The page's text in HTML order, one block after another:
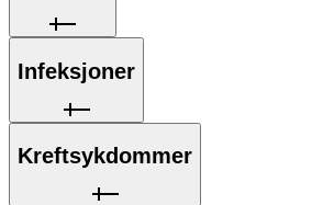
Infeksjoner
Kreftsykdommer